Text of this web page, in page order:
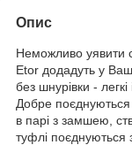
Опис
Неможливо уявити
Etor додадуть у Ваш
без шнурівки -
Добре
в парі з замшею,
туфлі